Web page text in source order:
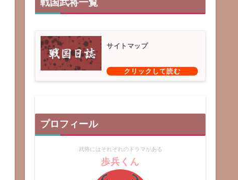
戦国武将一覧
サイトマップ
プロフィール
武将にはそれぞれのドラマがある
歩兵くん